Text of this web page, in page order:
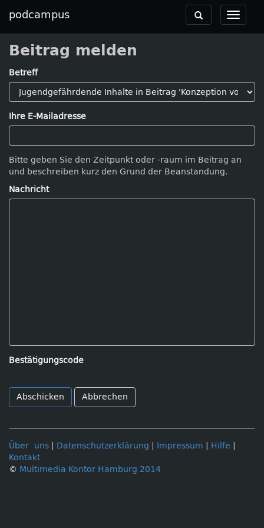
podcampus
Toggle
Toggle
navigation
Beitrag melden
Betreff
Ihre E-Mailadresse
Bitte geben Sie den Zeitpunkt oder -raum im Beitrag an
und beschreiben kurz den Grund der Beanstandung.
Nachricht
Bestätigungscode
Abbrechen
Über uns Datenschutzerklärung Impressum Hilfe
Kontakt
© Multimedia Kontor Hamburg 2014